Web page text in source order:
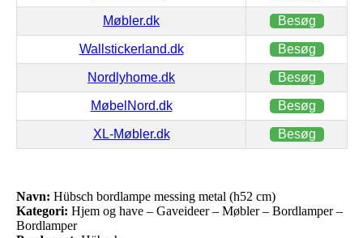
Møbler.dk Besøg
Wallstickerland.dk Besøg
Nordlyhome.dk Besøg
MøbelNord.dk Besøg
XL-Møbler.dk Besøg
Navn: Hübsch bordlampe messing metal (h52 cm)
Kategori: Hjem og have – Gaveideer – Møbler – Bordlamper –
Bordlamper